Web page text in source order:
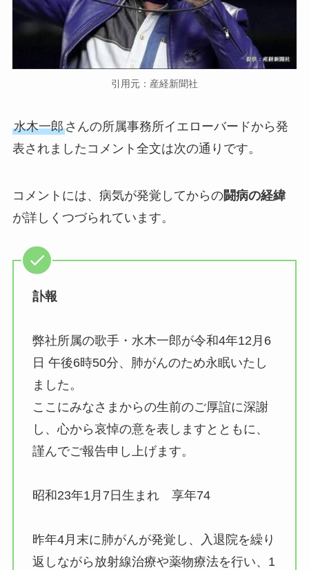
引用元：産経新聞社
水木一郎さんの所属事務所イエローバードから発
表されましたコメント全文は次の通りです。
コメントには、病気が発覚してからの闘病の経緯
が詳しくつづられています。
訃報
弊社所属の歌手・水木一郎が令和4年12月6
日 午後6時50分、肺がんのため永眠いたし
ました。
ここにみなさまからの生前のご厚誼に深謝
し、心から哀悼の意を表しますとともに、
謹んでご報告申し上げます。
昭和23年1月7日生まれ 享年74
昨年4月末に肺がんが発覚し、入退院を繰り
返しながら放射線治療や薬物療法を行い、1